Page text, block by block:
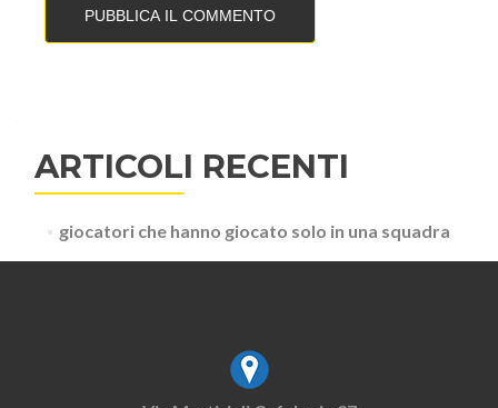
ARTICOLI RECENTI
giocatori che hanno giocato solo in una squadra